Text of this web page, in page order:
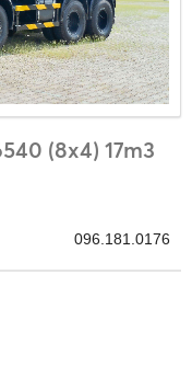
(8x4) 17m3
096.181.0176